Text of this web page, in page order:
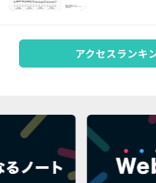
アクセスランキ